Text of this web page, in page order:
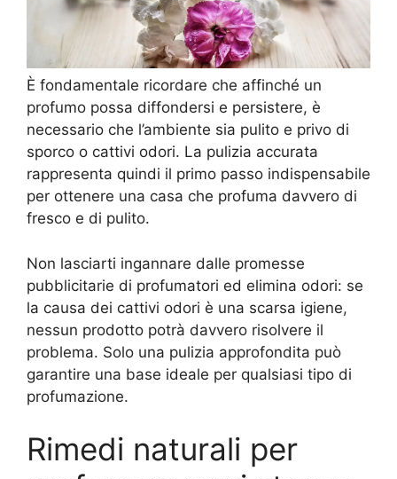
È fondamentale ricordare che affinché un
profumo possa diffondersi e persistere, è
necessario che l’ambiente sia pulito e privo di
sporco o cattivi odori. La pulizia accurata
rappresenta quindi il primo passo indispensabile
per ottenere una casa che profuma davvero di
fresco e di pulito.
Non lasciarti ingannare dalle promesse
pubblicitarie di profumatori ed elimina odori: se
la causa dei cattivi odori è una scarsa igiene,
nessun prodotto potrà davvero risolvere il
problema. Solo una pulizia approfondita può
garantire una base ideale per qualsiasi tipo di
profumazione.
Rimedi naturali per